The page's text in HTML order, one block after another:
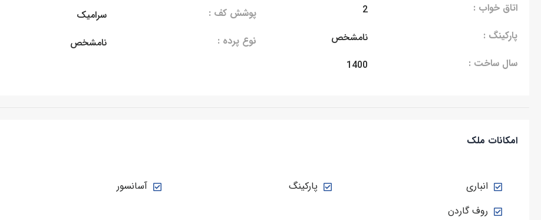
اتاق خواب :
2
پارکینگ :
نامشخص
سال ساخت :
1400
پوشش کف :
سرامیک
نوع پرده :
نامشخص
امکانات ملک
انباری پارکینگ
آسانسور
روف گاردن